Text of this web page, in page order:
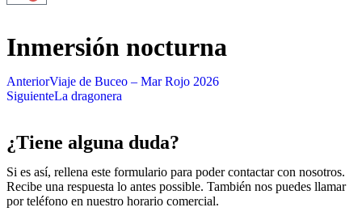
Inmersión nocturna
AnteriorViaje de Buceo – Mar Rojo 2026
SiguienteLa dragonera
¿Tiene alguna duda?
Si es así, rellena este formulario para poder contactar con nosotros.
Recibe una respuesta lo antes possible. También nos puedes llamar
por teléfono en nuestro horario comercial.